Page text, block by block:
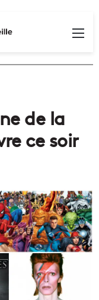
de la
ce soir